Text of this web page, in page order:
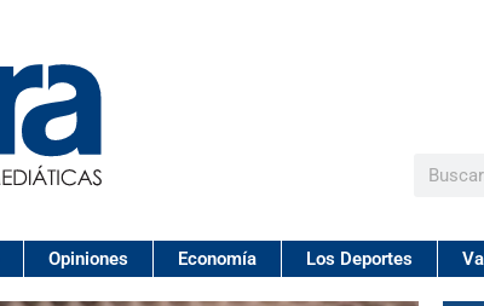
Buscar
Opiniones Economía Los Deportes